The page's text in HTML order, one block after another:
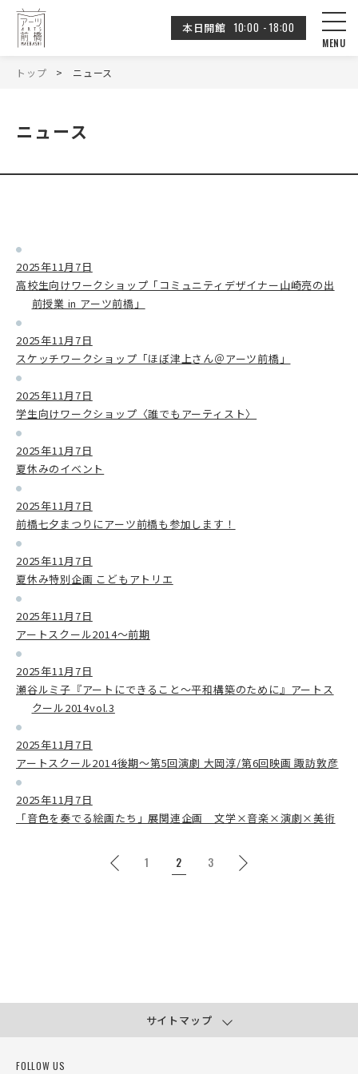
本日開館 10:00 - 18:00
トップ ニュース
ニュース
2025年11月7日
高校生向けワークショップ「コミュニティデザイナー山崎亮の出
前授業 in アーツ前橋」
2025年11月7日
スケッチワークショップ「ほぼ津上さん＠アーツ前橋」
2025年11月7日
学生向けワークショップ〈誰でもアーティスト〉
2025年11月7日
夏休みのイベント
2025年11月7日
前橋七夕まつりにアーツ前橋も参加します！
2025年11月7日
夏休み特別企画 こどもアトリエ
2025年11月7日
アートスクール2014～前期
2025年11月7日
瀬谷ルミ子『アートにできること～平和構築のために』アートス
クール2014vol.3
2025年11月7日
アートスクール2014後期～第5回演劇 大岡淳/第6回映画 諏訪敦彦
2025年11月7日
「音色を奏でる絵画たち」展関連企画 文学×音楽×演劇×美術
1 2 3
サイトマップ
FOLLOW US